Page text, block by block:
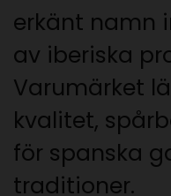
erkänt namn
av iberiska
Varumärket
kvalitet,
för spanska
traditioner.